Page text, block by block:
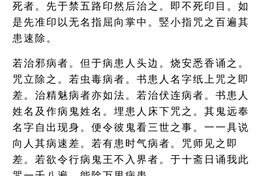
死者。先于禁五路印然后治之。即不死印目。如
是先准印以无名指屈向掌中。竪小指咒之百遍其
患速除。
若治邪病者。但于病患人头边。烧安悉香诵之。
咒立除之。若虫毒病者。书患人名字纸上咒之即
差。治精魅病者亦如法。若治伏连病者。书患人
姓名及作病鬼姓名。埋患人床下咒之。其鬼远奉
名字自出现身。便令彼鬼看三世之事。一一具说
向人其病速差。若有患时气病者。咒师见之即
差。若欲令行病鬼王不入界者。于十斋日诵我此